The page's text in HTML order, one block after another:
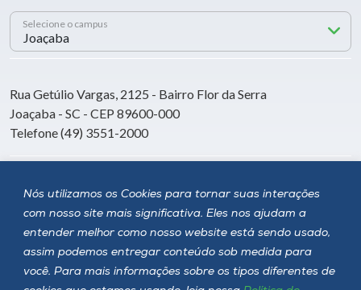
Nós utilizamos os Cookies para tornar suas interações
com nosso site mais significativa. Eles nos ajudam a
entender melhor como nosso website está sendo usado,
assim podemos entregar conteúdo sob medida para
você. Para mais informações sobre os tipos diferentes de
Selecione o campus
Rua Getúlio Vargas, 2125 - Bairro Flor da Serra
Joaçaba - SC - CEP 89600-000
Telefone (49) 3551-2000
Siga a Unoesc